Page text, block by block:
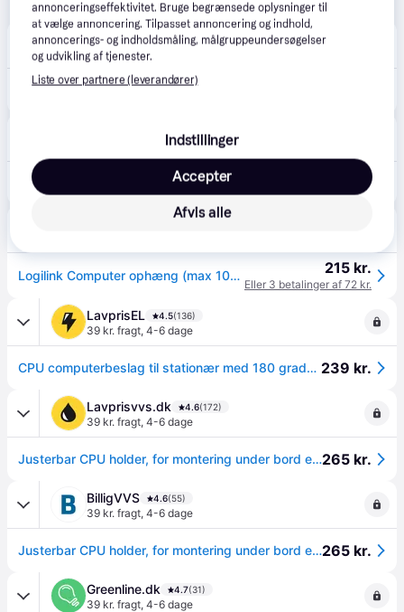
CS MEGASTORE 4.5(1861)
39 kr. fragt,2-3 dage
1-2 dage
LogiLink Monteringsknægt for system Sort. 199 kr.
Logilink Computer ophæng (max 10kg) 215 kr.
Eller 3 betalinger af 72 kr.
LavprisEL 4.5(136)
39 kr. fragt, 4-6 dage
CPU computerbeslag til stationær med 180 grader rotation 239 kr.
Lavprisvvs.dk 4.6(172)
39 kr. fragt, 4-6 dage
Justerbar CPU holder, for montering under bord eller på væg265 kr.
BilligVVS 4.6(55)
39 kr. fragt, 4-6 dage
Justerbar CPU holder, for montering under bord eller på væg265 kr.
Greenline.dk 4.7(31)
39 kr. fragt, 4-6 dage
annonceringseffektivitet. Bruge begrænsede oplysninger til
at vælge annoncering. Tilpasset annoncering og indhold,
annoncerings- og indholdsmåling, målgruppeundersøgelser
og udvikling af tjenester.
Liste over partnere (leverandører)
Indstillinger
Afvis alle
Accepter